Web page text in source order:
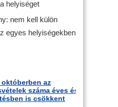
helyiséget
nem kell külön
egyes helyiségekben
az
száma éves és
is csökkent